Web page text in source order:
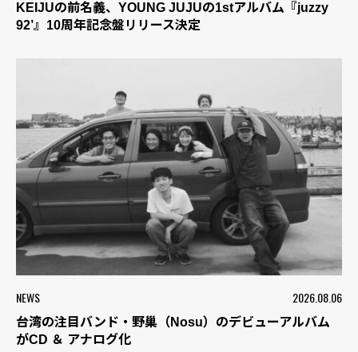
KEIJUの前名義、YOUNG JUJUの1stアルバム『juzzy
92’』10周年記念盤リリース決定
NEWS 2026.08.06
台湾の注目バンド・野巢（Nosu）のデビューアルバム
がCD ＆ アナログ化